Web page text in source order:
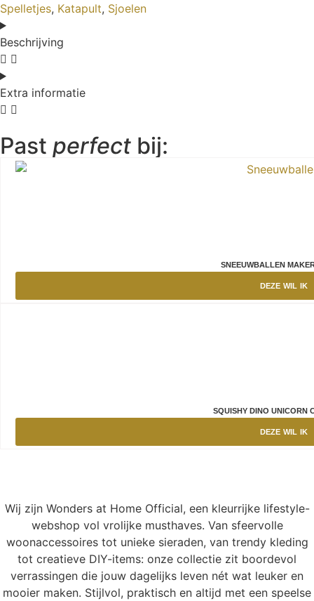
Spelletjes, Katapult, Sjoelen
Beschrijving
Extra informatie
Past perfect bij:
SNEEUWBALLEN
DEZE WIL IK
SQUISHY DINO UNICORN
DEZE WIL IK
Wij zijn Wonders at Home Official, een kleurrijke lifestyle-
webshop vol vrolijke musthaves. Van sfeervolle
woonaccessoires tot unieke sieraden, van trendy kleding
tot creatieve DIY-items: onze collectie zit boordevol
verrassingen die jouw dagelijks leven nét wat leuker en
mooier maken. Stijlvol, praktisch en altijd met een speelse